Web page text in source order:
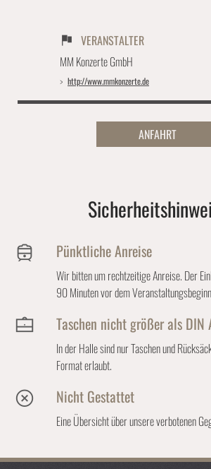
VERANSTALTER
MM Konzerte GmbH
http://www.mmkonzerte.de
ANFAHRT
Pünktliche Anreise
Wir bitten um rechtzeitige Anreise. Der
90 Minuten vor dem
Taschen nicht größer als DIN
In der Halle sind nur Taschen und
Format erlaubt.
Nicht Gestattet
Eine Übersicht über unsere verbotenen